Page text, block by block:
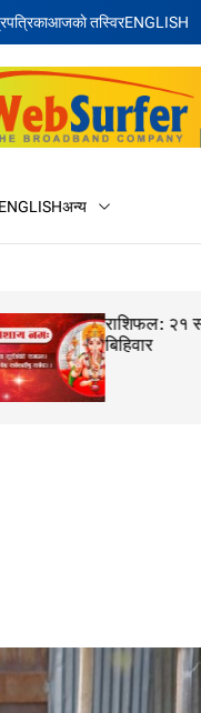
आजकाे तस्विरENGLISH
ENGLISHअन्य
राशिफल: २१ साउन
बिहिवार